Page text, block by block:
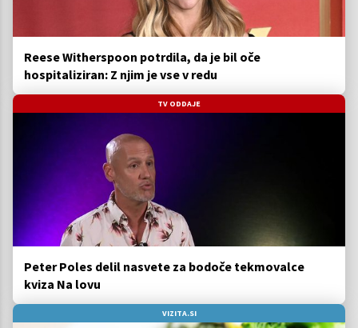
Reese Witherspoon potrdila, da je bil oče
hospitaliziran: Z njim je vse v redu
TV ODDAJE
Peter Poles delil nasvete za bodoče tekmovalce
kviza Na lovu
VIZITA.SI